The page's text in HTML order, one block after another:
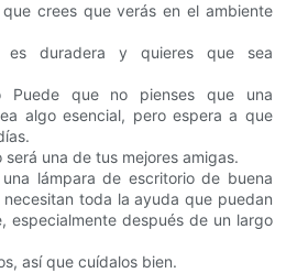
crees que verás en el ambiente
es duradera y quieres que sea
Puede que no pienses que una
algo esencial, pero espera a que
una de tus mejores amigas.
lámpara de escritorio de buena
toda la ayuda que puedan
especialmente después de un largo
así que cuídalos bien.